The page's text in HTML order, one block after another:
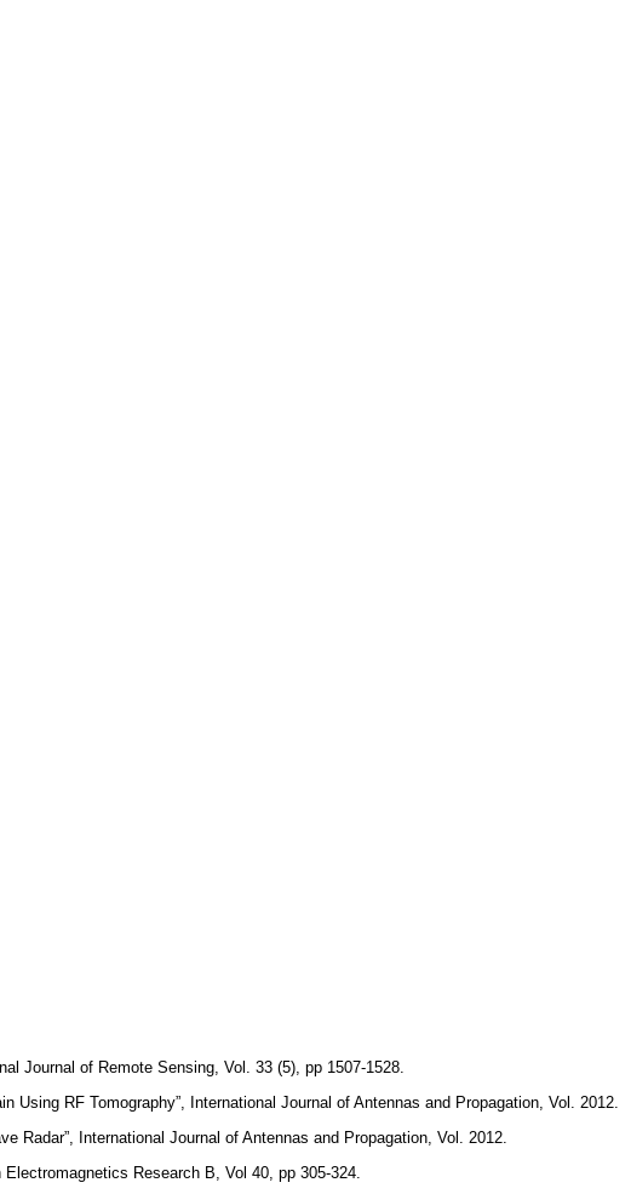
Journal of Remote Sensing, Vol. 33 (5), pp 1507-1528.
Using RF Tomography”, International Journal of Antennas and Propagation, Vol. 2012.
Radar”, International Journal of Antennas and Propagation, Vol. 2012.
Research B, Vol 40, pp 305-324.